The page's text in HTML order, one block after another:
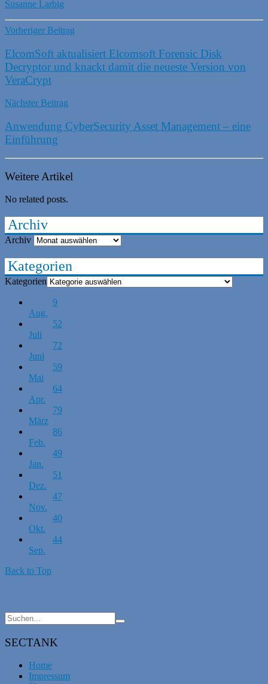
Susanne Larbig
Vorheriger Beitrag
ElcomSoft aktualisiert Elcomsoft Forensic Disk
Decryptor und knackt damit die neueste Version von
VeraCrypt
Nächster Beitrag
Anwendung CyberSecurity Asset Management – eine
Einführung
Weitere Artikel
No related posts.
Archiv
Archiv
Kategorien
Kategorien
9
Aug.
52
Juli
72
Juni
59
Mai
64
Apr.
79
März
86
Feb.
49
Jan.
51
Dez.
47
Nov.
40
Okt.
44
Sep.
Back to Top
SECTANK
Home
Impressum